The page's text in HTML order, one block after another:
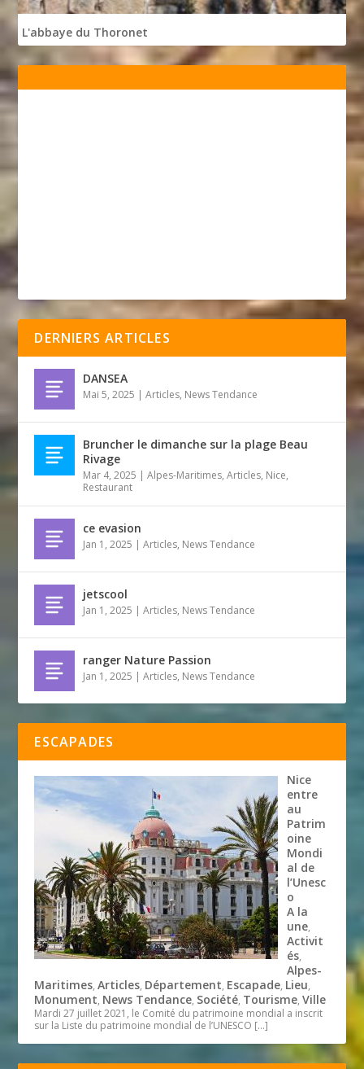
L'abbaye du Thoronet
DERNIERS ARTICLES
DANSEA
Mai 5, 2025 |Articles, News Tendance
Bruncher le dimanche sur la plage Beau
Rivage
Mar 4, 2025 |Alpes-Maritimes,Articles, Nice,
Restaurant
ce evasion
Jan 1, 2025 |Articles, News Tendance
jetscool
Jan 1, 2025 |Articles, News Tendance
ranger Nature Passion
Jan 1, 2025 |Articles, News Tendance
ESCAPADES
Nice
entre
au
Patrim
oine
Mondi
al de
l’Unesc
o
A la
une,
Activit
és,
Alpes-
Maritimes,Articles, Département, Escapade, Lieu,
Monument, News Tendance, Société, Tourisme,Ville
Mardi 27 juillet 2021, le Comité du patrimoine mondial a inscrit
sur la Liste du patrimoine mondial de l’UNESCO […]